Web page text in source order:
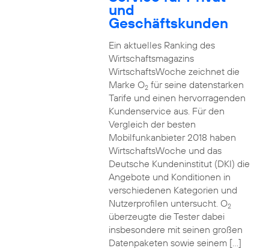
und
Geschäftskunden
Ein aktuelles Ranking des
Wirtschaftsmagazins
WirtschaftsWoche zeichnet die
Marke O2für seine datenstarken
Tarife und einen hervorragenden
Kundenservice aus. Für den
Vergleich der besten
Mobilfunkanbieter 2018 haben
WirtschaftsWoche und das
Deutsche Kundeninstitut (DKI) die
Angebote und Konditionen in
verschiedenen Kategorien und
Nutzerprofilen untersucht. O2
überzeugte die Tester dabei
insbesondere mit seinen großen
Datenpaketen sowie seinem […]